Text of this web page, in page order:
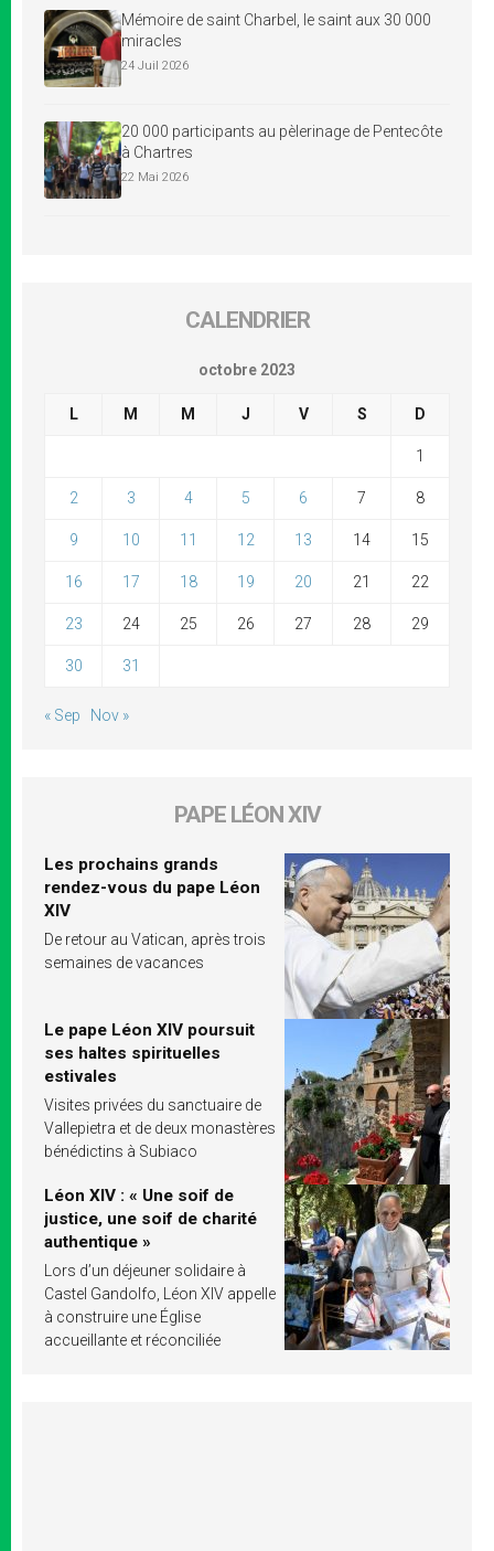
Mémoire de saint Charbel, le saint aux 30 000
miracles
24 Juil 2026
20 000 participants au pèlerinage de Pentecôte
à Chartres
22 Mai 2026
CALENDRIER
octobre 2023
L M M J V S D
1
2 3 4 5 6 7 8
9 10 11 12 13 14 15
16 17 18 19 20 21 22
23 24 25 26 27 28 29
30 31
« Sep Nov »
PAPE LÉON XIV
Les prochains grands
rendez-vous du pape Léon
XIV
De retour au Vatican, après trois
semaines de vacances
Le pape Léon XIV poursuit
ses haltes spirituelles
estivales
Visites privées du sanctuaire de
Vallepietra et de deux monastères
bénédictins à Subiaco
Léon XIV : « Une soif de
justice, une soif de charité
authentique »
Lors d’un déjeuner solidaire à
Castel Gandolfo, Léon XIV appelle
à construire une Église
accueillante et réconciliée